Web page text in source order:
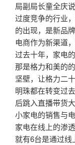
局副局长童全庆说
过度竞争的行业
的出现，是新品
电商作为新渠道
过去十年，家电
那是格力和美的
坚壁，让格力二
明珠都在转变过
后跳入直播带货大
小家电的销售与
家电在线上的渗
就有6台是通过